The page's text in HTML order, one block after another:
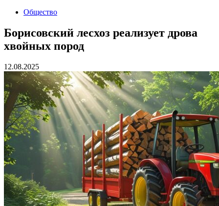
Общество
Борисовский лесхоз реализует дрова
хвойных пород
12.08.2025